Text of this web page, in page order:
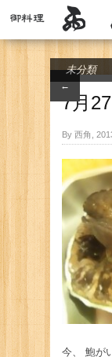
←
未分類
7月27
By 西角,
今、 鮑が